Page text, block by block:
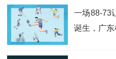
一场88-73
诞生，广